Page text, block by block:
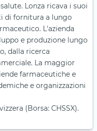
Lonza ricava i suoi
di fornitura a lungo
L'azienda
e produzione lungo
dalla ricerca
La maggior
farmaceutiche e
e organizzazioni
(Borsa: CHSSX).